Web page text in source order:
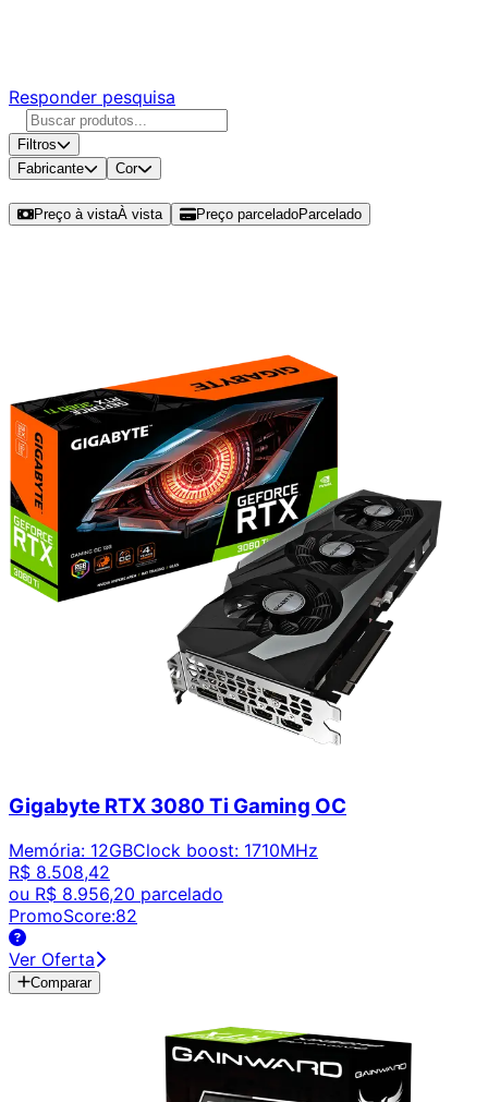
Responder pesquisa
Filtros
Fabricante
Cor
Preço à vistaÀ vista Preço parceladoParcelado
Gigabyte RTX 3080 Ti Gaming OC
Memória: 12GBClock boost: 1710MHz
R$ 8.508,42
ou R$ 8.956,20 parcelado
PromoScore:82
Ver Oferta
Comparar